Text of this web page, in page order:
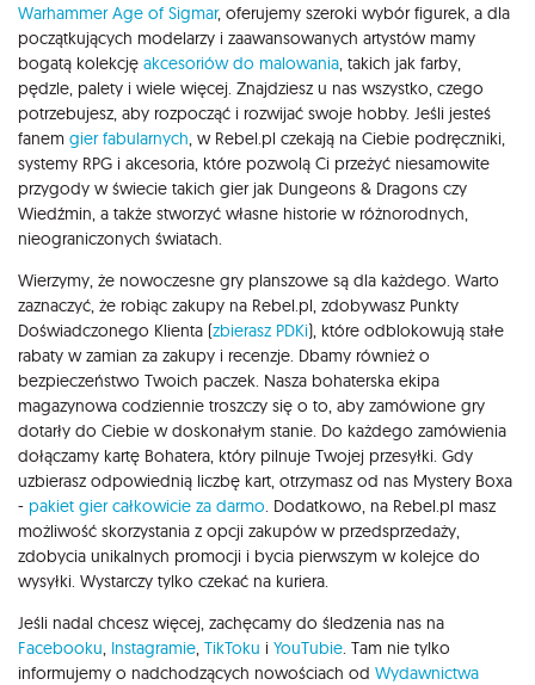
Warhammer Age of Sigmar, oferujemy szeroki wybór figurek, a dla
początkujących modelarzy i zaawansowanych artystów mamy
bogatą kolekcję akcesoriów do malowania, takich jak farby,
pędzle, palety i wiele więcej. Znajdziesz u nas wszystko, czego
potrzebujesz, aby rozpocząć i rozwijać swoje hobby. Jeśli jesteś
fanem gier fabularnych, w Rebel.pl czekają na Ciebie podręczniki,
systemy RPG i akcesoria, które pozwolą Ci przeżyć niesamowite
przygody w świecie takich gier jak Dungeons & Dragons czy
Wiedźmin, a także stworzyć własne historie w różnorodnych,
nieograniczonych światach.
Wierzymy, że nowoczesne gry planszowe są dla każdego. Warto
zaznaczyć, że robiąc zakupy na Rebel.pl, zdobywasz Punkty
Doświadczonego Klienta (zbierasz PDKi), które odblokowują stałe
rabaty w zamian za zakupy i recenzje. Dbamy również o
bezpieczeństwo Twoich paczek. Nasza bohaterska ekipa
magazynowa codziennie troszczy się o to, aby zamówione gry
dotarły do Ciebie w doskonałym stanie. Do każdego zamówienia
dołączamy kartę Bohatera, który pilnuje Twojej przesyłki. Gdy
uzbierasz odpowiednią liczbę kart, otrzymasz od nas Mystery Boxa
- pakiet gier całkowicie za darmo. Dodatkowo, na Rebel.pl masz
możliwość skorzystania z opcji zakupów w przedsprzedaży,
zdobycia unikalnych promocji i bycia pierwszym w kolejce do
wysyłki. Wystarczy tylko czekać na kuriera.
Jeśli nadal chcesz więcej, zachęcamy do śledzenia nas na
Facebooku, Instagramie, TikToku i YouTubie. Tam nie tylko
informujemy o nadchodzących nowościach od Wydawnictwa